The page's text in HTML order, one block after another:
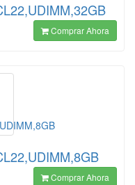
Comprar Ahora
Comprar Ahora